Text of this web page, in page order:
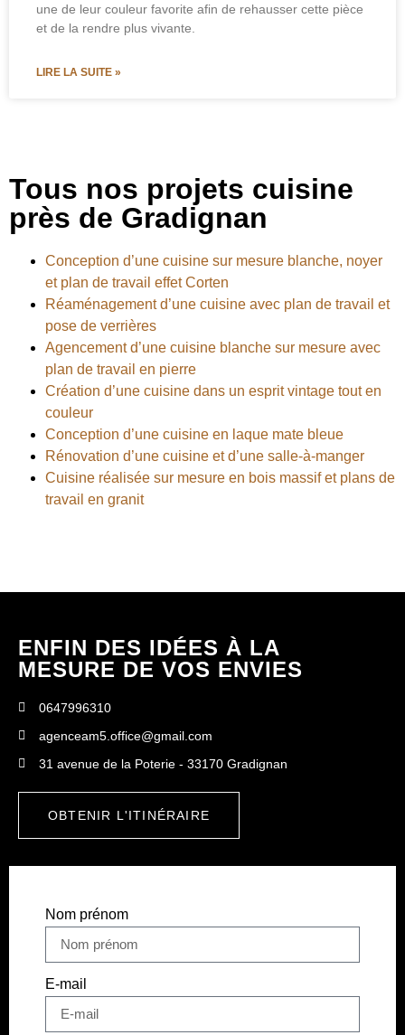
une de leur couleur favorite afin de rehausser cette pièce
et de la rendre plus vivante.
LIRE LA SUITE »
Tous nos projets cuisine
près de Gradignan
Conception d’une cuisine sur mesure blanche, noyer
et plan de travail effet Corten
Réaménagement d’une cuisine avec plan de travail et
pose de verrières
Agencement d’une cuisine blanche sur mesure avec
plan de travail en pierre
Création d’une cuisine dans un esprit vintage tout en
couleur
Conception d’une cuisine en laque mate bleue
Rénovation d’une cuisine et d’une salle-à-manger
Cuisine réalisée sur mesure en bois massif et plans de
travail en granit
ENFIN DES IDÉES À LA
MESURE DE VOS ENVIES
0647996310
agenceam5.office@gmail.com
31 avenue de la Poterie - 33170 Gradignan
OBTENIR L'ITINÉRAIRE
Nom prénom
E-mail